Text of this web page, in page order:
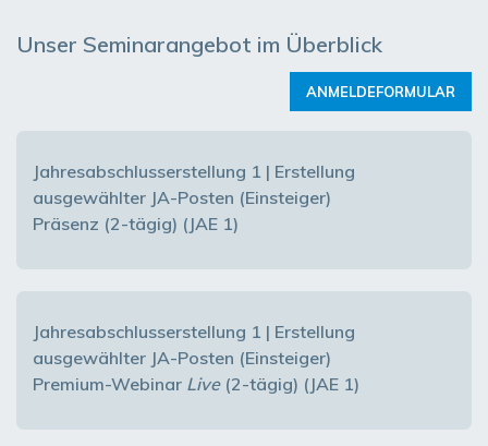
Unser Seminarangebot im Überblick
ANMELDEFORMULAR
Jahresabschlusserstellung 1 | Erstellung
ausgewählter JA-Posten (Einsteiger)
Präsenz (2-tägig) (JAE 1)
Jahresabschlusserstellung 1 | Erstellung
ausgewählter JA-Posten (Einsteiger)
Premium-Webinar Live (2-tägig) (JAE 1)